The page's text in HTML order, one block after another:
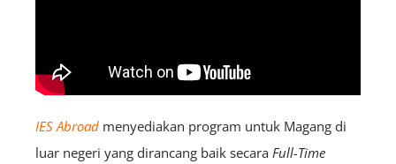
IES Abroad menyediakan program untuk Magang di
luar negeri yang dirancang baik secara Full-Time